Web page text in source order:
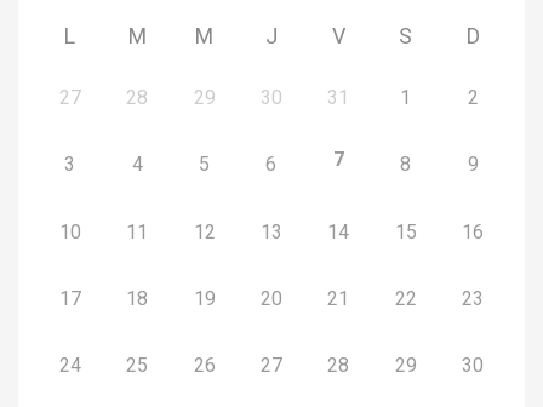
L M M J V S D
27 28 29 30 31 1 2
3 4 5 6 7 8 9
10 11 12 13 14 15 16
17 18 19 20 21 22 23
24 25 26 27 28 29 30